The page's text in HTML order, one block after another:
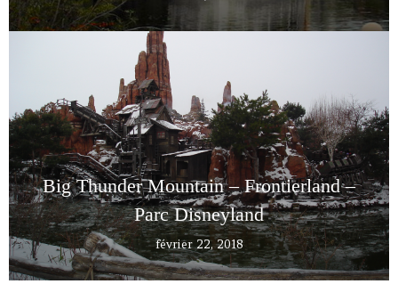
Big Thunder Mountain – Frontierland –
Parc Disneyland
février 22, 2018